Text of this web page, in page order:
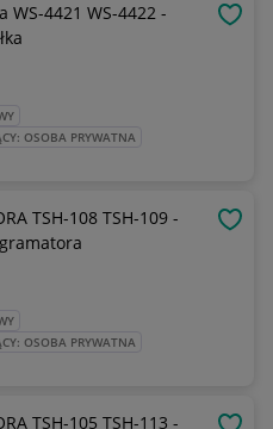
WS-4421 WS-4422 -
OSOBA PRYWATNA
TSH-108 TSH-109 -
OSOBA PRYWATNA
TSH-105 TSH-113 -